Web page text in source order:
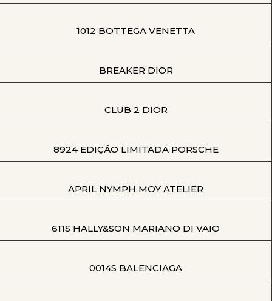
1012 BOTTEGA VENETTA
BREAKER DIOR
CLUB 2 DIOR
8924 EDIÇÃO LIMITADA PORSCHE
APRIL NYMPH MOY ATELIER
611S HALLY&SON MARIANO DI VAIO
0014S BALENCIAGA